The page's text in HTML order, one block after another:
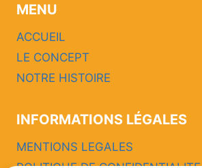
MENU
ACCUEIL
LE CONCEPT
NOTRE HISTOIRE
INFORMATIONS LÉGALES
MENTIONS LEGALES